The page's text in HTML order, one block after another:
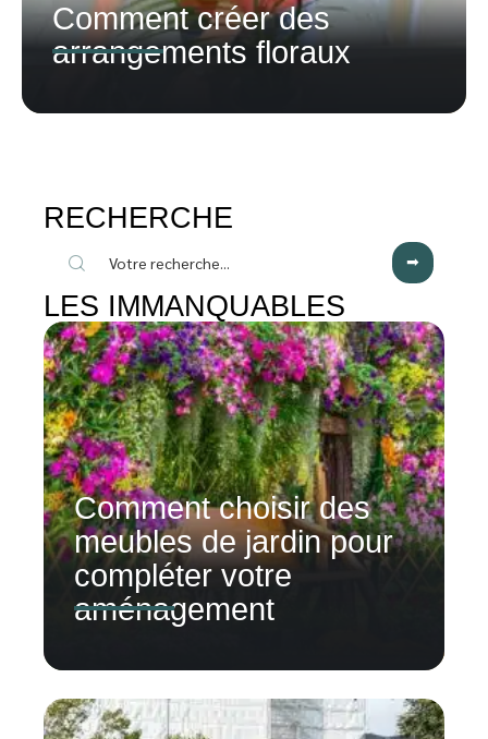
Comment créer des
arrangements floraux
RECHERCHE
LES IMMANQUABLES
Comment choisir des
meubles de jardin pour
compléter votre
aménagement